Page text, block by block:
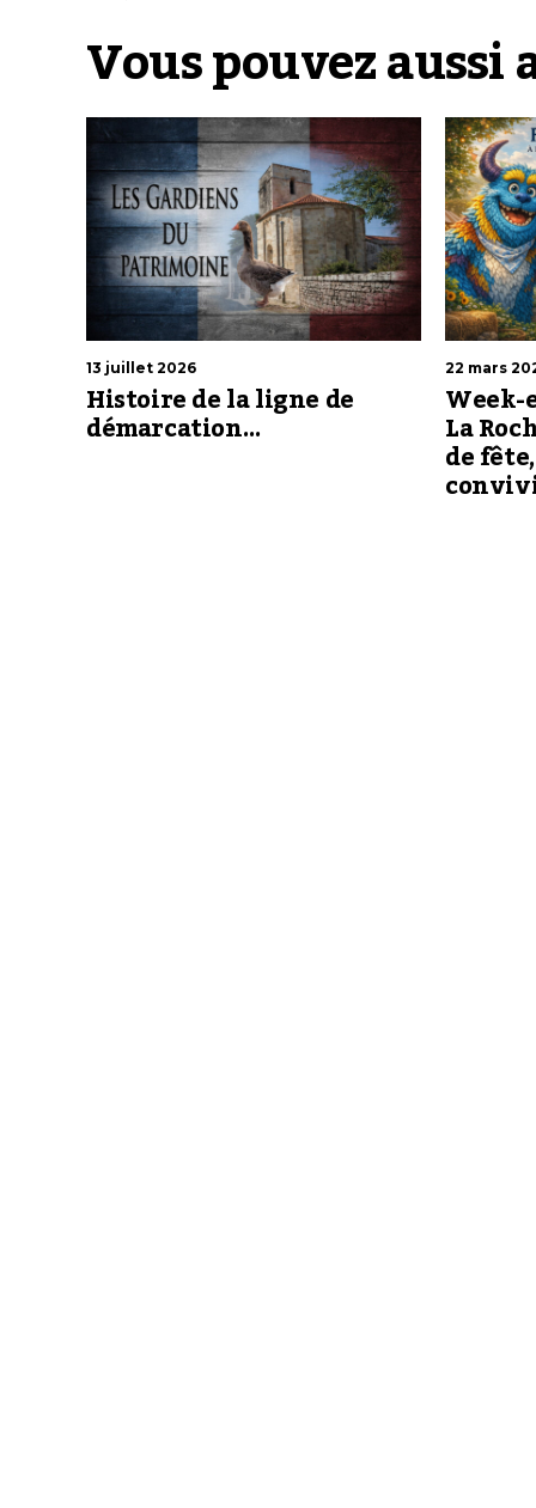
Vous pouvez aussi
13 juillet 2026
Histoire de la ligne de
démarcation…
22 mars
Week-
La
de